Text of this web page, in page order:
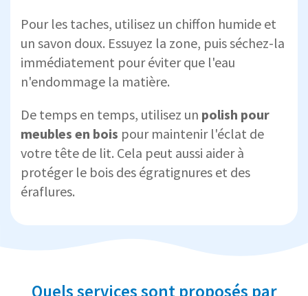
Pour les taches, utilisez un chiffon humide et
un savon doux. Essuyez la zone, puis séchez-la
immédiatement pour éviter que l'eau
n'endommage la matière.
De temps en temps, utilisez un polish pour
meubles en bois pour maintenir l'éclat de
votre tête de lit. Cela peut aussi aider à
protéger le bois des égratignures et des
éraflures.
Quels services sont proposés par